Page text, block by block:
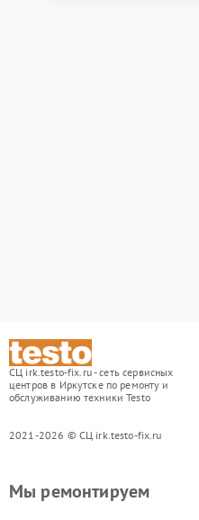
СЦ irk.testo-fix.ru - сеть сервисных
центров в Иркутске по ремонту и
обслуживанию техники Testo
2021-2026 © СЦ irk.testo-fix.ru
Мы ремонтируем